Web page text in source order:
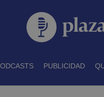
PUBLICIDAD